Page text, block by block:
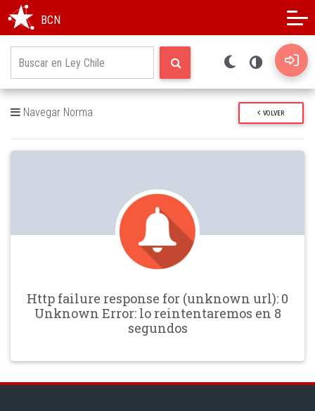
BCN
Navegar Norma VOLVER
Http failure response for (unknown url): 0
Unknown Error: lo reintentaremos en 8
segundos